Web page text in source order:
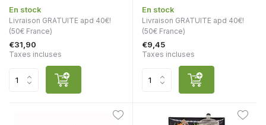
En stock
Livraison GRATUITE apd 40€!
(50€ France)
€31,90
Taxes incluses
En stock
Livraison GRATUITE apd 40€!
(50€ France)
€9,45
Taxes incluses